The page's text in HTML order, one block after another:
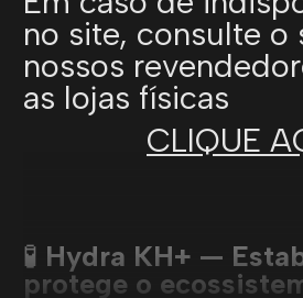
no site, consulte o
nossos
as lojas físicas
CLIQUE
🧪 Hydra KH+ —
protege o